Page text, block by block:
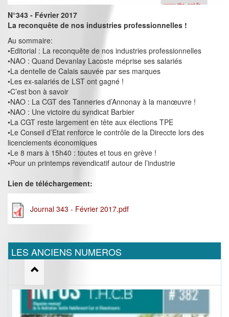
N°343 - Février 2017
La reconquête de nos industries professionnelles !
Au sommaire:
•Editorial : La reconquête de nos industries professionnelles
•NAO : Quand Devanlay Lacoste méprise ses salariés
•La dentelle de Calais sauvée par ses marques
•Les ex-salariés de LST ont gagné !
•C’est bon à savoir
•NAO : La CGT des Tanneries d’Annonay à la manœuvre !
•NAO : Une victoire du syndicat Barbier
•La CGT reste largement en tête aux élections TPE
•Le Conseil d’Etat renforce le contrôle de la Direccte lors des
licenciements économiques
•Le 8 mars à 15h40 : toutes et tous en grève !
•Pour un printemps revendicatif autour de l’industrie
Lien de téléchargement:
Journal 343 - Février 2017.pdf
LES ANCIENS NUMEROS